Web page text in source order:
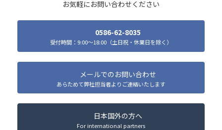
お気軽にお問い合わせください
0586-62-8035
受付時間：9:00～18:00（土日祝・休業日を除く）
メールでのお問い合わせ
あらためて弊社担当者よりご連絡いたします
日本国外の方へ
For international partners